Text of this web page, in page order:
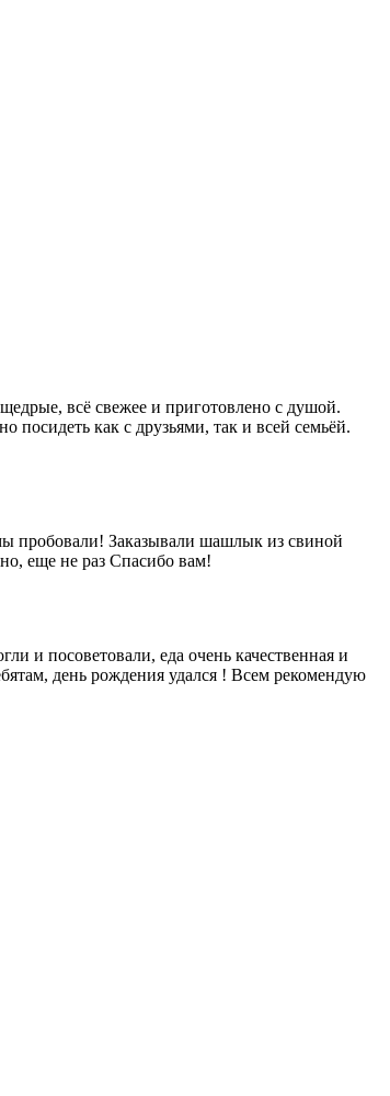
всё свежее и приготовлено с душой.
посидеть как с друзьями, так и всей семьёй.
пробовали! Заказывали шашлык из свиной
еще не раз Спасибо вам!
и посоветовали, еда очень качественная и
день рождения удался ! Всем рекомендую